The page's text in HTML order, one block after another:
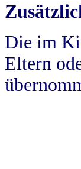
Die im
Eltern